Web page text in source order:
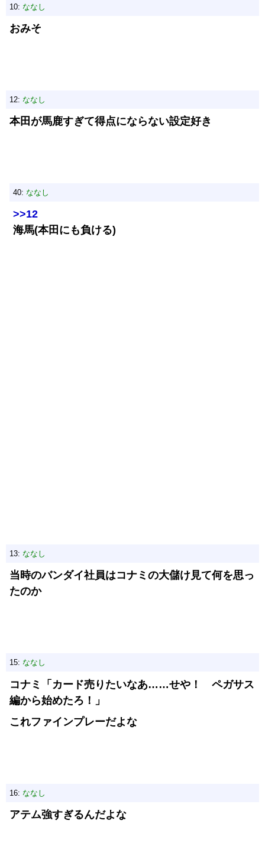
10: ななし
おみそ
12: ななし
本田が馬鹿すぎて得点にならない設定好き
40: ななし
>>12
海馬(本田にも負ける)
13: ななし
当時のバンダイ社員はコナミの大儲け見て何を思っ
たのか
15: ななし
コナミ「カード売りたいなあ……せや！ ペガサス
編から始めたろ！」
これファインプレーだよな
16: ななし
アテム強すぎるんだよな